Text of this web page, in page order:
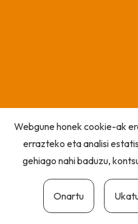
Webgune honek cookie-ak
errazteko eta analisi
gehiago nahi baduzu,
Onartu